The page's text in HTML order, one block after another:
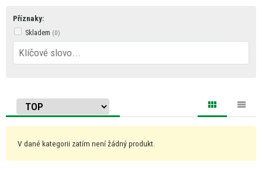
Příznaky:
Skladem
V dané kategorii zatím není žádný produkt.